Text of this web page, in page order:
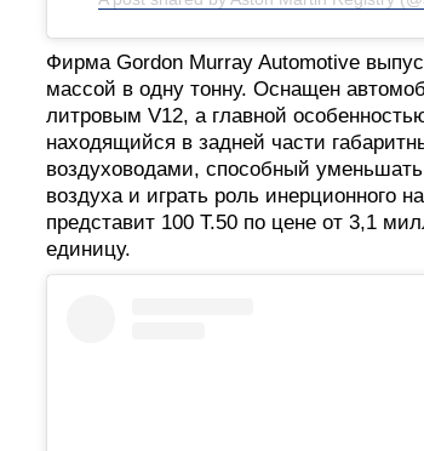
Фирма Gordon Murray Automotive
массой в одну тонну. Оснащен
литровым V12, а главной
находящийся в задней части
воздуховодами, способный
воздуха и играть роль инерционного
представит 100 T.50 по цене от 3,1
единицу.